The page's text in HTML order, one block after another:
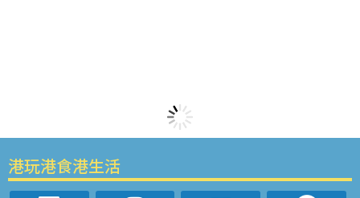
港玩港食港生活